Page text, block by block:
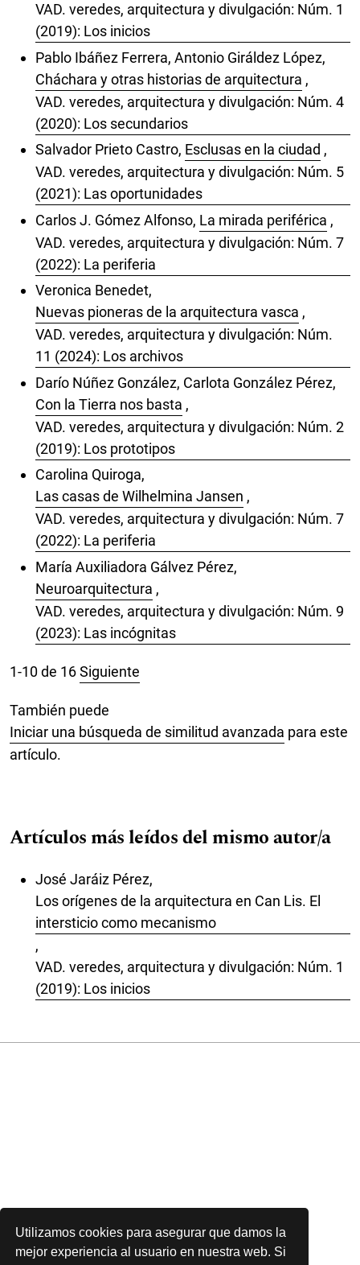
Utilizamos cookies para asegurar que damos la
mejor experiencia al usuario en nuestra web. Si
VAD. veredes, arquitectura y divulgación: Núm. 1
(2019): Los inicios
Pablo Ibáñez Ferrera, Antonio Giráldez López,
Cháchara y otras historias de arquitectura ,
VAD. veredes, arquitectura y divulgación: Núm. 4
(2020): Los secundarios
Salvador Prieto Castro, Esclusas en la ciudad ,
VAD. veredes, arquitectura y divulgación: Núm. 5
(2021): Las oportunidades
Carlos J. Gómez Alfonso, La mirada periférica ,
VAD. veredes, arquitectura y divulgación: Núm. 7
(2022): La periferia
Veronica Benedet,
Nuevas pioneras de la arquitectura vasca ,
VAD. veredes, arquitectura y divulgación: Núm.
11 (2024): Los archivos
Darío Núñez González, Carlota González Pérez,
Con la Tierra nos basta ,
VAD. veredes, arquitectura y divulgación: Núm. 2
(2019): Los prototipos
Carolina Quiroga,
Las casas de Wilhelmina Jansen ,
VAD. veredes, arquitectura y divulgación: Núm. 7
(2022): La periferia
María Auxiliadora Gálvez Pérez,
Neuroarquitectura ,
VAD. veredes, arquitectura y divulgación: Núm. 9
(2023): Las incógnitas
1-10 de 16Siguiente
También puede
Iniciar una búsqueda de similitud avanzada para este
artículo.
Artículos más leídos del mismo autor/a
José Jaráiz Pérez,
Los orígenes de la arquitectura en Can Lis. El
intersticio como mecanismo
,
VAD. veredes, arquitectura y divulgación: Núm. 1
(2019): Los inicios